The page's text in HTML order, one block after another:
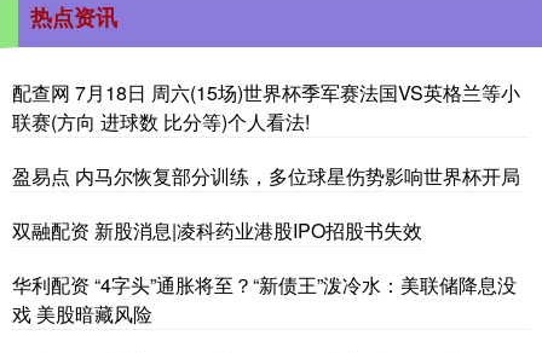
热点资讯
配查网 7月18日 周六(15场)世界杯季军赛法国VS英格兰等小
联赛(方向 进球数 比分等)个人看法!
盈易点 内马尔恢复部分训练，多位球星伤势影响世界杯开局
双融配资 新股消息|凌科药业港股IPO招股书失效
华利配资 “4字头”通胀将至？“新债王”泼冷水：美联储降息没
戏 美股暗藏风险